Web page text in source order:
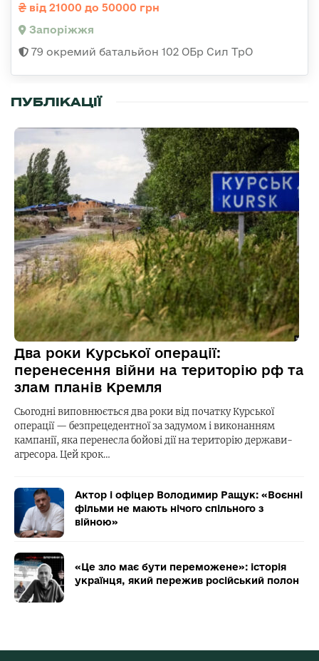
від 21000 до 50000 грн
Запоріжжя
79 окремий батальйон 102 ОБр Сил ТрО
ПУБЛІКАЦІЇ
Два роки Курської операції:
перенесення війни на територію рф та
злам планів Кремля
Сьогодні виповнюється два роки від початку Курської
операції — безпрецедентної за задумом і виконанням
кампанії, яка перенесла бойові дії на територію держави-
агресора. Цей крок…
Актор і офіцер Володимир Ращук: «Воєнні
фільми не мають нічого спільного з
війною»
«Це зло має бути переможене»: історія
українця, який пережив російський полон